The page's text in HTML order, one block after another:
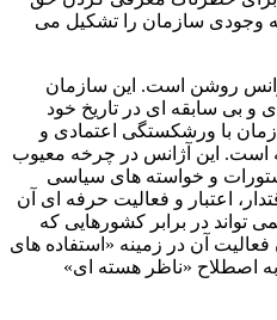
وجودی سازمان را تشکیل می
روشن است. این سازمان
بی سابقه ای در تاریخ خود
با ورشکستگی اعتمادی و
این آژانس در چرخه معیوب
و خواسته های سیاسی
اعتبار و فعالیت حرفه ای آن
تواند در برابر کشورهایی که
آن در زمینه «استفاده های
به اصطلاح «ناظر هسته ای»